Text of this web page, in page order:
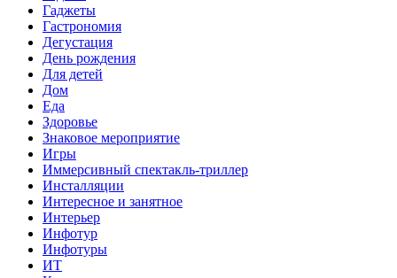
Гаджеты
Гастрономия
Дегустация
День рождения
Для детей
Дом
Еда
Здоровье
Знаковое мероприятие
Игры
Иммерсивный спектакль-триллер
Инсталляции
Интересное и занятное
Интерьер
Инфотур
Инфотуры
ИТ